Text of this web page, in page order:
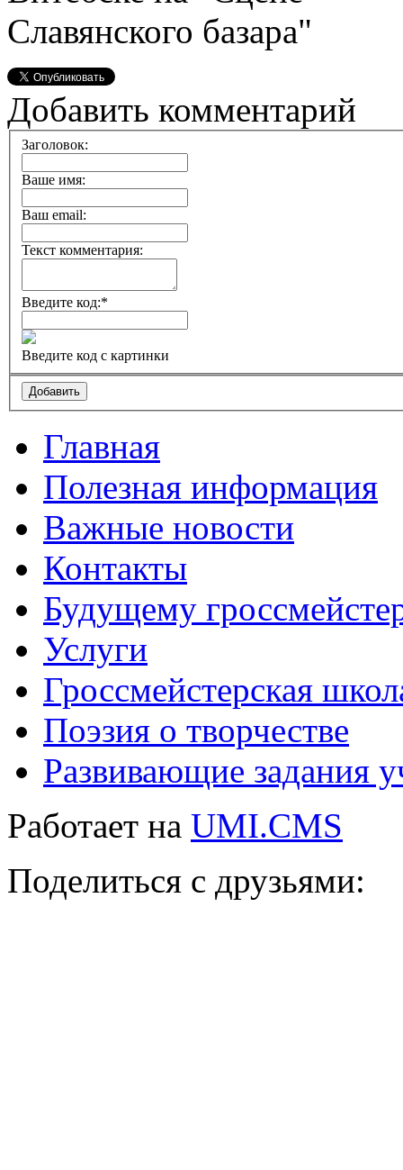
Добавить комментарий
Заголовок:
Ваше имя:
Ваш email:
Текст комментария:
Введите код:*
Введите код с картинки
Главная
Полезная информация
Важные новости
Контакты
Будущему
Услуги
Гроссмейстерская
Поэзия о творчестве
Развивающие задания
Работает на UMI.CMS
Поделиться с друзьями: